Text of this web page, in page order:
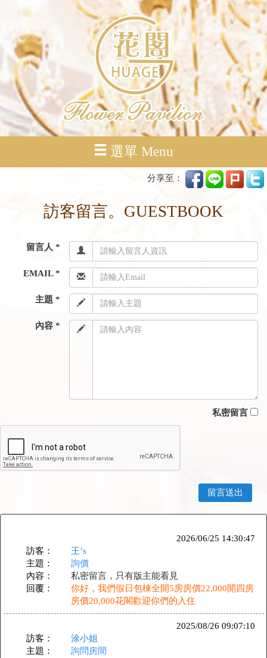
選單 Menu
分享至：
訪客留言。GUESTBOOK
留言人 *
EMAIL *
主題 *
內容 *
私密留言
2026/06/25 14:30:47
訪客：
王’s
主題：
詢價
內容：
私密留言，只有版主能看見
回覆：
你好，我們假日包棟全開5房房價22,000開四房
房價20,000花閣歡迎你們的入住
2025/08/26 09:07:10
訪客：
涂小姐
主題：
詢問房間